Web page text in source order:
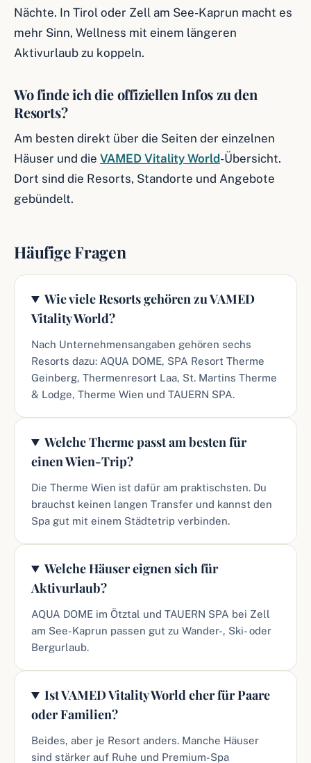
Nächte. In Tirol oder Zell am See-Kaprun macht es
mehr Sinn, Wellness mit einem längeren
Aktivurlaub zu koppeln.
Wo finde ich die offiziellen Infos zu den
Resorts?
Am besten direkt über die Seiten der einzelnen
Häuser und die VAMED Vitality World-Übersicht.
Dort sind die Resorts, Standorte und Angebote
gebündelt.
Häufige Fragen
Wie viele Resorts gehören zu VAMED
Vitality World?
Nach Unternehmensangaben gehören sechs
Resorts dazu: AQUA DOME, SPA Resort Therme
Geinberg, Thermenresort Laa, St. Martins Therme
& Lodge, Therme Wien und TAUERN SPA.
Welche Therme passt am besten für
einen Wien-Trip?
Die Therme Wien ist dafür am praktischsten. Du
brauchst keinen langen Transfer und kannst den
Spa gut mit einem Städtetrip verbinden.
Welche Häuser eignen sich für
Aktivurlaub?
AQUA DOME im Ötztal und TAUERN SPA bei Zell
am See-Kaprun passen gut zu Wander-, Ski- oder
Bergurlaub.
Ist VAMED Vitality World eher für Paare
oder Familien?
Beides, aber je Resort anders. Manche Häuser
sind stärker auf Ruhe und Premium-Spa